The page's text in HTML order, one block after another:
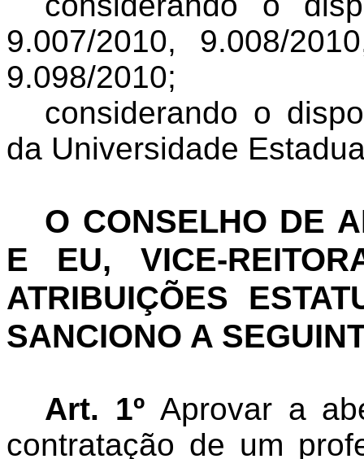
9.007/2010, 9.008/
9.098/2010;
considerando o
da Universidade
O CONSELHO DE
E EU, VICE-
ATRIBUIÇÕES
SANCIONO A
Art. 1ºAprovar a
contratação de um